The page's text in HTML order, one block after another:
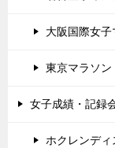
大阪国際女子
東京マラソン
女子成績・記録
ホクレンディ